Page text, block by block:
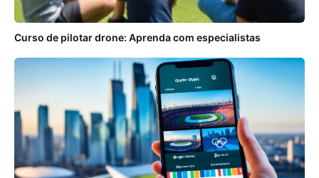
Curso de pilotar drone: Aprenda com especialistas